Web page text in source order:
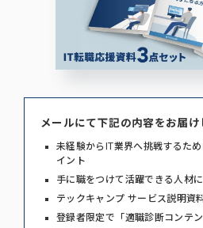
メールにて下記の内容をお届け
未経験からIT業界へ挑戦するた
イント
手に職をつけて活躍できる人材
テックキャンプ サービス説明資
登録者限定で「適職診断コンテ